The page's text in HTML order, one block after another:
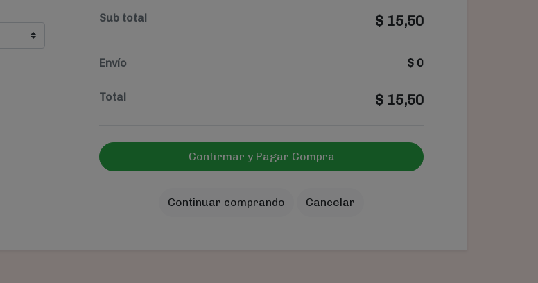
Sub total $ 15,50
Envío $ 0
Total $ 15,50
Confirmar y Pagar Compra
Continuar comprando Cancelar